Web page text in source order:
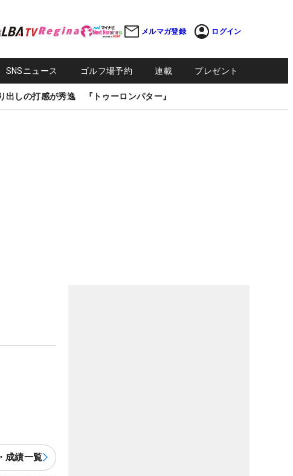
メルマガ登録 ログイン
SNSニュース ゴルフ場予約 連載 プレゼント
出しの打感が秀逸 『トゥーロンパター』
成績一覧